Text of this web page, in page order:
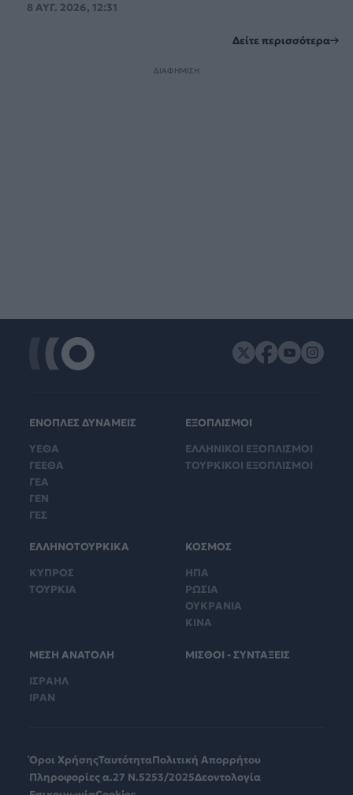
8 ΑΥΓ. 2026, 12:31
Δείτε περισσότερα
ΔΙΑΦΗΜΙΣΗ
ΕΝΟΠΛΕΣ ΔΥΝΑΜΕΙΣ
ΥΕΘΑ
ΓΕΕΘΑ
ΓΕΑ
ΓΕΝ
ΓΕΣ
ΕΞΟΠΛΙΣΜΟΙ
ΕΛΛΗΝΙΚΟΙ ΕΞΟΠΛΙΣΜΟΙ
ΤΟΥΡΚΙΚΟΙ ΕΞΟΠΛΙΣΜΟΙ
ΕΛΛΗΝΟΤΟΥΡΚΙΚΑ
ΚΥΠΡΟΣ
ΤΟΥΡΚΙΑ
ΚΟΣΜΟΣ
ΗΠΑ
ΡΩΣΙΑ
ΟΥΚΡΑΝΙΑ
ΚΙΝΑ
ΜΕΣΗ ΑΝΑΤΟΛΗ
ΙΣΡΑΗΛ
ΙΡΑΝ
ΜΙΣΘΟΙ - ΣΥΝΤΑΞΕΙΣ
Όροι ΧρήσηςΤαυτότηταΠολιτική Απορρήτου
Πληροφορίες α.27 Ν.5253/2025Δεοντολογία